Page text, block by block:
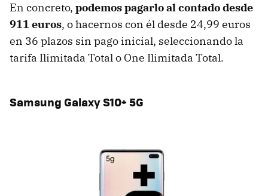
En concreto, podemos pagarlo al contado desde
911 euros, o hacernos con él desde 24,99 euros
en 36 plazos sin pago inicial, seleccionando la
tarifa Ilimitada Total o One Ilimitada Total.
Samsung Galaxy S10+ 5G